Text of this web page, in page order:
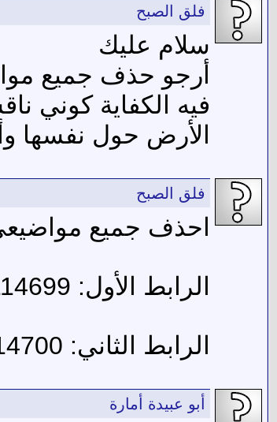
فلق الصبح
سلام عليك
أرجو حذف جميع
فيه الكفاية كوني
الأرض حول نفسها
فلق الصبح
احذف جميع
الرابط الأول: https://www.aljame3.net/vb/showthread.php?t=114699
الرابط الثاني: https://www.aljame3.net/vb/showthread.php?t=114700
أبو عبيدة أمارة